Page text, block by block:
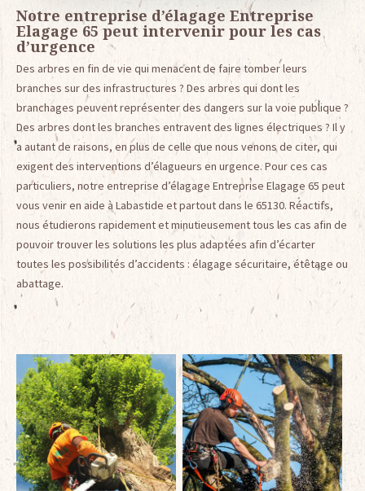
Notre entreprise d’élagage Entreprise
Elagage 65 peut intervenir pour les cas
d’urgence
Des arbres en fin de vie qui menacent de faire tomber leurs
branches sur des infrastructures ? Des arbres qui dont les
branchages peuvent représenter des dangers sur la voie publique ?
Des arbres dont les branches entravent des lignes électriques ? Il y
a autant de raisons, en plus de celle que nous venons de citer, qui
exigent des interventions d’élagueurs en urgence. Pour ces cas
particuliers, notre entreprise d’élagage Entreprise Elagage 65 peut
vous venir en aide à Labastide et partout dans le 65130. Réactifs,
nous étudierons rapidement et minutieusement tous les cas afin de
pouvoir trouver les solutions les plus adaptées afin d’écarter
toutes les possibilités d’accidents : élagage sécuritaire, étêtage ou
abattage.